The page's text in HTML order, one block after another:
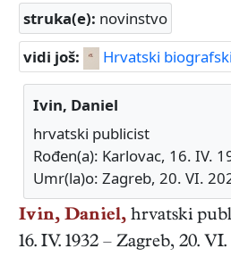
struka(e): novinstvo
vidi još:
Hrvatski
Ivin, Daniel
hrvatski publicist
Rođen(a): Karlovac, 16. IV.
Umr(la)o: Zagreb, 20. VI.
Ivin, Daniel, hrvatski
16. IV. 1932 – Zagreb, 20. VI.